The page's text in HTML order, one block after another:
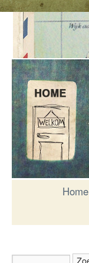
Home